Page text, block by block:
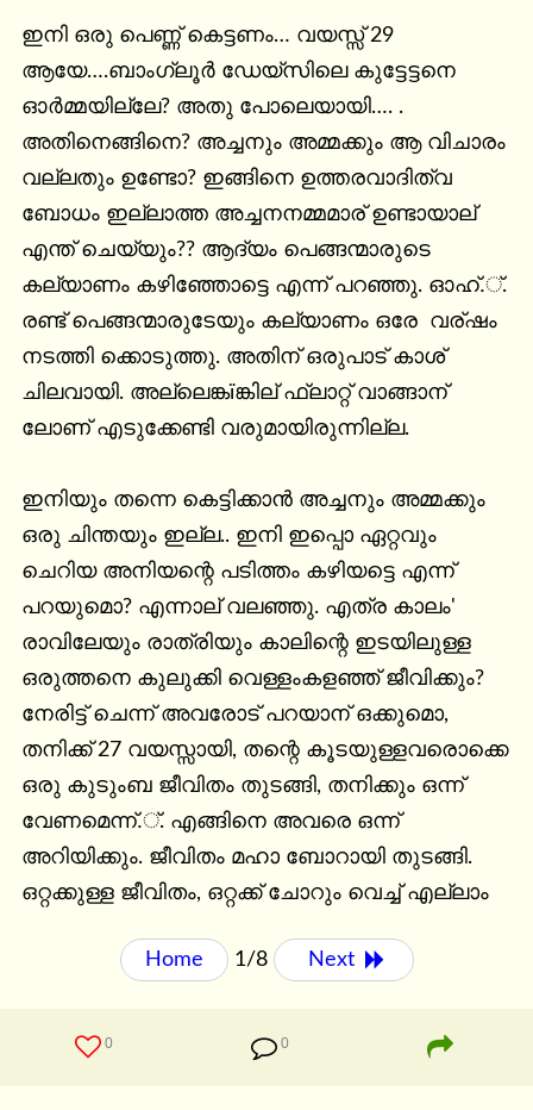
ഇനി ഒരു പെണ്ണ് കെട്ടണം… വയസ്സ് 29
ആയേ….ബാംഗ്ലൂര്‍ ഡേയ്സിലെ കുട്ടേട്ടനെ
ഓര്‍മ്മയില്ലേ? അതു പോലെയായി…. .
അതിനെങ്ങിനെ? അച്ചനും അമ്മക്കും ആ വിചാരം
വല്ലതും ഉണ്ടോ? ഇങ്ങിനെ ഉത്തരവാദിത്വ
ബോധം ഇല്ലാത്ത അച്ചനനമ്മമാര് ഉണ്ടായാല്
എന്ത് ചെയ്യും?? ആദ്യം പെങ്ങന്മാരുടെ
കല്യാണം കഴിഞ്ഞോട്ടെ എന്ന് പറഞ്ഞു. ഓഹ്.്.
രണ്ട് പെങ്ങന്മാരുടേയും കല്യാണം ഒരേ  വര്ഷം
നടത്തി ക്കൊടുത്തു. അതിന് ഒരുപാട് കാശ്
ചിലവായി. അല്ലെങ്കïങ്കില് ഫ്ലാറ്റ് വാങ്ങാന്
ലോണ് എടുക്കേണ്ടി വരുമായിരുന്നില്ല.
ഇനിയും തന്നെ കെട്ടിക്കാന്‍ അച്ചനും അമ്മക്കും
ഒരു ചിന്തയും ഇല്ല.. ഇനി ഇപ്പൊ ഏറ്റവും
ചെറിയ അനിയന്റെ പടിത്തം കഴിയട്ടെ എന്ന്
പറയുമൊ? എന്നാല് വലഞ്ഞു. എത്ര കാലം'
രാവിലേയും രാത്രിയും കാലിന്റെ ഇടയിലുള്ള
ഒരുത്തനെ കുലുക്കി വെള്ളംകളഞ്ഞ് ജീവിക്കും?
നേരിട്ട് ചെന്ന് അവരോട് പറയാന് ഒക്കുമൊ,
തനിക്ക് 27 വയസ്സായി, തന്റെ കൂടയുള്ളവരൊക്കെ
ഒരു കുടുംബ ജീവിതം തുടങ്ങി, തനിക്കും ഒന്ന്
വേണമെന്ന്.്. എങ്ങിനെ അവരെ ഒന്ന്
അറിയിക്കും. ജീവിതം മഹാ ബോറായി തുടങ്ങി.
ഒറ്റക്കുള്ള ജീവിതം, ഒറ്റക്ക് ചോറും വെച്ച് എല്ലാം
Home 1/8 Next
0 0